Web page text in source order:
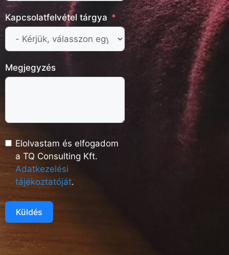
Kapcsolatfelvétel tárgya
Megjegyzés
Elolvastam és elfogadom
a TQ Consulting Kft.
Adatkezelési
tájékoztatóját.
Küldés